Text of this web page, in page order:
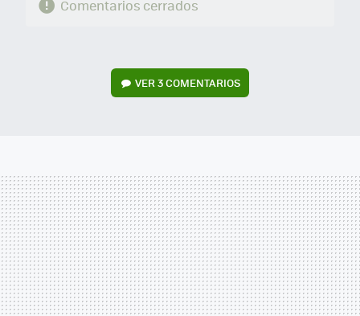
Comentarios cerrados
VER3 COMENTARIOS